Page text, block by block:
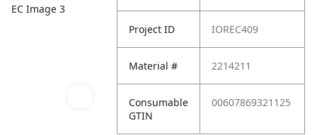
EC Image 3
Project ID IOREC409
Material # 2214211
Consumable
GTIN
00607869321125